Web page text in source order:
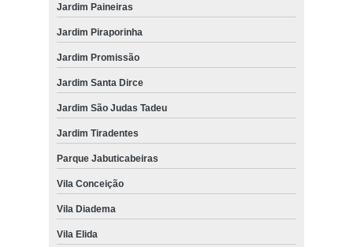
Jardim Paineiras
Jardim Piraporinha
Jardim Promissão
Jardim Santa Dirce
Jardim São Judas Tadeu
Jardim Tiradentes
Parque Jabuticabeiras
Vila Conceição
Vila Diadema
Vila Elida